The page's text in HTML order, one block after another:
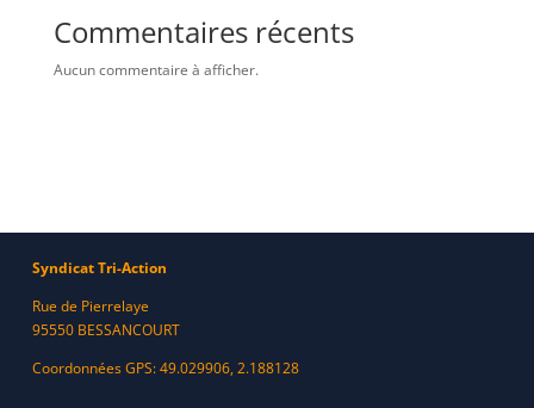
Commentaires récents
Aucun commentaire à afficher.
Syndicat Tri-Action
Rue de Pierrelaye
95550 BESSANCOURT
Coordonnées GPS: 49.029906, 2.188128